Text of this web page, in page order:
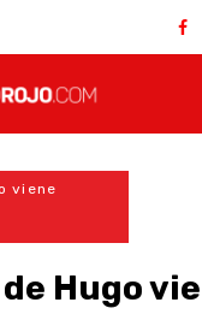
viene
Hugo